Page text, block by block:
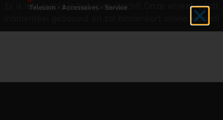
Er is iets moois in het vooruitzicht! Onze winkel wordt
momenteel gebouwd en zal binnenkort online komen!